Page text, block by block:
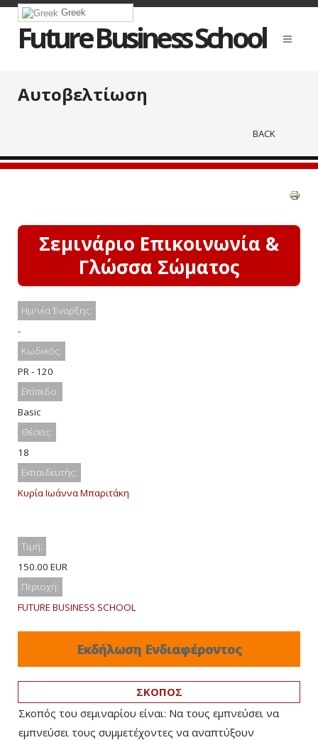
Greek
Future Business School
Αυτοβελτίωση
BACK
Σεμινάριο Επικοινωνία &
Γλώσσα Σώματος
Ημ/νία Έναρξης:
-
Κωδικός:
PR - 120
Επίπεδο:
Basic
Θέσεις:
18
Εκπαιδευτής:
Κυρία Ιωάννα Μπαριτάκη
Τιμή:
150.00 EUR
Περιοχή:
FUTURE BUSINESS SCHOOL
Εκδήλωση Ενδιαφέροντος
ΣΚΟΠΟΣ
Σκοπός του σεμιναρίου είναι: Να τους εμπνεύσει να
εμπνεύσει τους συμμετέχοντες να αναπτύξουν